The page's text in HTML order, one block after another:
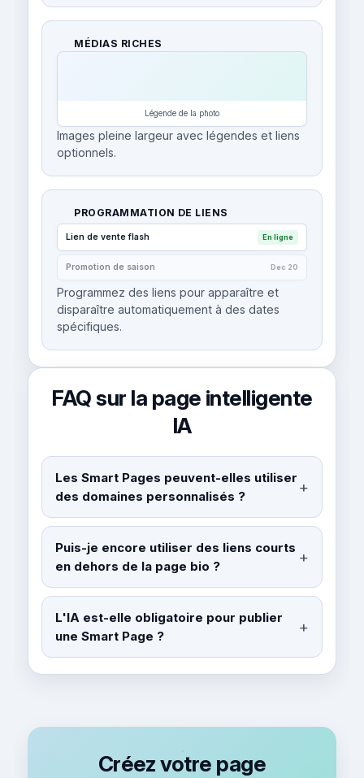
MÉDIAS RICHES
Légende de la photo
Images pleine largeur avec légendes et liens
optionnels.
PROGRAMMATION DE LIENS
Lien de vente flash En ligne
Promotion de saison Dec 20
Programmez des liens pour apparaître et
disparaître automatiquement à des dates
spécifiques.
FAQ sur la page intelligente
IA
Les Smart Pages peuvent-elles utiliser
des domaines personnalisés ?
Puis-je encore utiliser des liens courts
en dehors de la page bio ?
L'IA est-elle obligatoire pour publier
une Smart Page ?
Créez votre page